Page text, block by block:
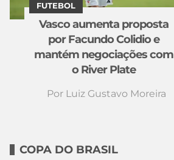
Vasco aumenta proposta
por Facundo Colidio e
mantém negociações com
o River Plate
Por Luiz Gustavo Moreira
FUTEBOL
COPA DO BRASIL